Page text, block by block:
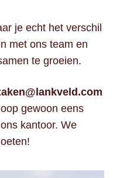
je echt het verschil
met ons team en
te groeien.
gewoon eens
kantoor. We